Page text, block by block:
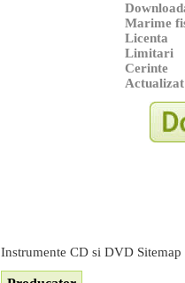
Marime
Licenta
Limitari
Cerinte
Instrumente CD si DVD Sitemap